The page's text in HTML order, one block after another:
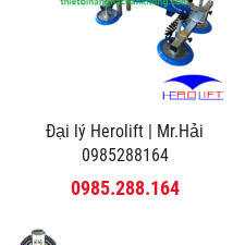
Đại lý Herolift | Mr.Hải
0985288164
0985.288.164